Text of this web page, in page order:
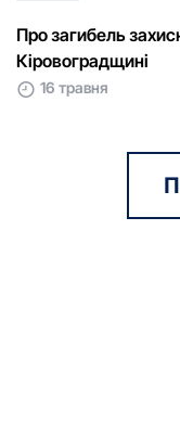
Про загибель
Кіровоградщині
16 травня